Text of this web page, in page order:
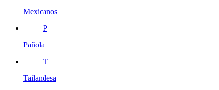
Mexicanos
P
Pañola
T
Tailandesa